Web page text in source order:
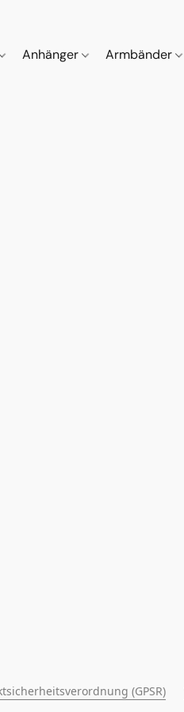
Anhänger Armbänder
(GPSR)